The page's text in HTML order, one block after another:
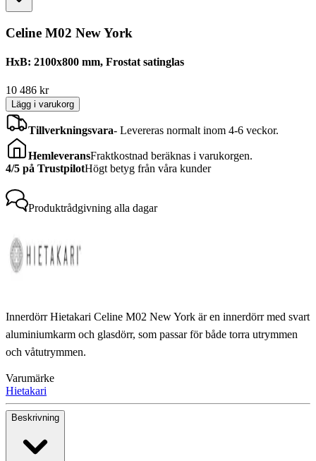
Celine M02 New York
HxB: 2100x800 mm, Frostat satinglas
10 486 kr
Lägg i varukorg
Tillverkningsvara- Levereras normalt inom 4-6 veckor.
HemleveransFraktkostnad beräknas i varukorgen.
4/5 på TrustpilotHögt betyg från våra kunder
Produktrådgivning alla dagar
Innerdörr Hietakari Celine M02 New York är en innerdörr med svart
aluminiumkarm och glasdörr, som passar för både torra utrymmen
och våtutrymmen.
Varumärke
Hietakari
Beskrivning